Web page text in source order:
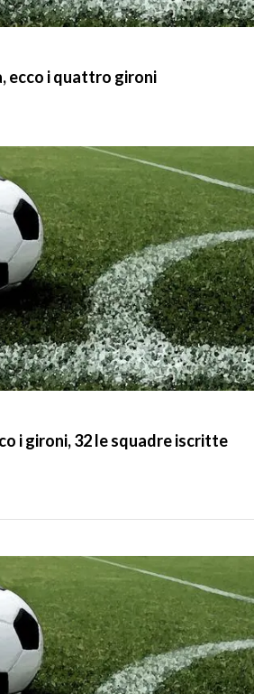
ecco i quattro gironi
i gironi, 32 le squadre iscritte